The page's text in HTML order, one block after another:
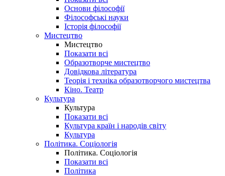
Основи філософії
Філософські науки
Історія філософії
Мистецтво
Мистецтво
Показати всі
Образотворче мистецтво
Довідкова література
Теорія і техніка образотворчого мистецтва
Кіно. Театр
Культура
Культура
Показати всі
Культура країн і народів світу
Культура
Політика. Соціологія
Політика. Соціологія
Показати всі
Політика